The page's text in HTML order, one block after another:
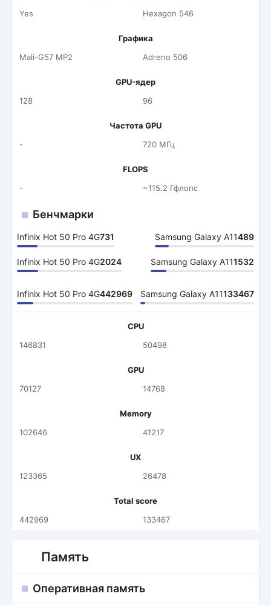
Yes
Hexagon 546
Графика
Mali-G57 MP2
Adreno 506
GPU-ядер
128
96
Частота GPU
-
720 МГц
FLOPS
-
~115.2 Гфлопс
Бенчмарки
Infinix Hot 50 Pro 4G731 Samsung Galaxy A11489
Infinix Hot 50 Pro 4G2024 Samsung Galaxy A111532
Infinix Hot 50 Pro 4G442969 Samsung Galaxy A11133467
CPU
146831
50498
GPU
70127
14768
Memory
102646
41217
UX
123365
26478
Total score
442969
133467
Память
Оперативная память